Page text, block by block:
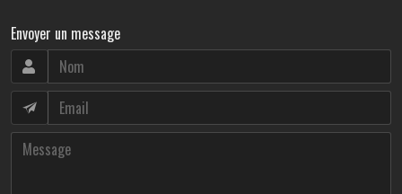
Envoyer un message